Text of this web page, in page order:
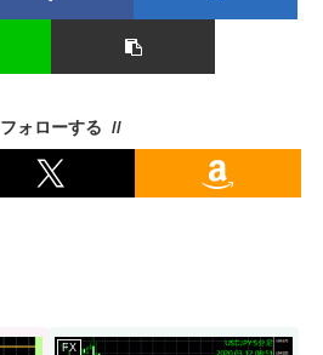
フォローする
FX